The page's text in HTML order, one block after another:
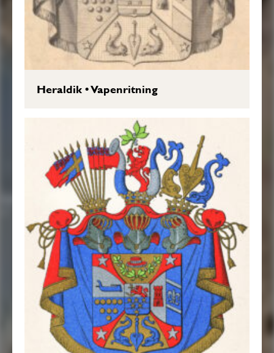
Heraldik•Vapenritning